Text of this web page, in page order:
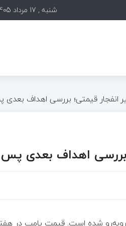
شنبه , 17 مرداد 1405
قیمتی؛ بررسی اهداف بعدی پس از
اهداف بعدی پس از رشد